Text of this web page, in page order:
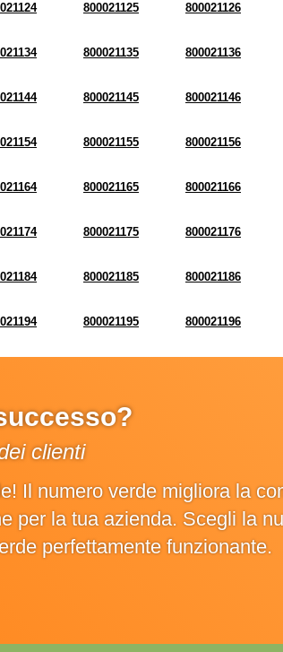
800021125 800021126
800021135 800021136
800021145 800021146
800021155 800021156
800021165 800021166
800021175 800021176
800021185 800021186
800021195 800021196
clienti
Il numero verde migliora la
per la tua azienda. Scegli la
perfettamente funzionante.